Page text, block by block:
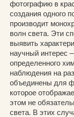
фотографию в
создания одного
производит
волн света. Эти
выявить
научный интерес
определенного
наблюдения на
объединены для
которое
этом не
света. В этих